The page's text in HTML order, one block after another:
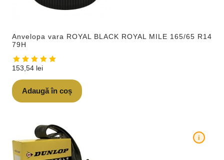
Anvelopa vara ROYAL BLACK ROYAL MILE 165/65 R14
79H
153,54 lei
Adaugă în coș
i